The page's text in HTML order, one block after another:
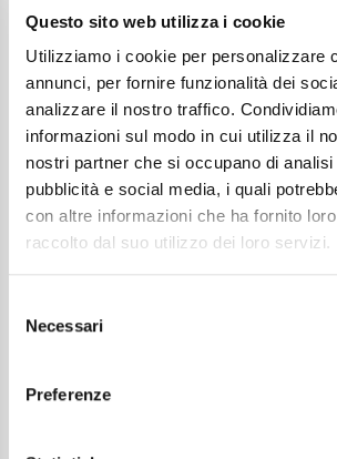
Questo sito web utilizza i cookie
Utilizziamo i cookie per personalizzare
annunci, per fornire funzionalità dei
analizzare il nostro traffico.
informazioni sul modo in cui utilizza il
nostri partner che si occupano di analisi
pubblicità e social media, i quali
con altre informazioni che ha fornito
raccolto dal suo utilizzo dei loro servizi.
delNecessari
Preferenze